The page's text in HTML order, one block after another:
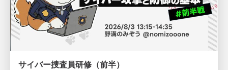
サイバー捜査員研修（前半）